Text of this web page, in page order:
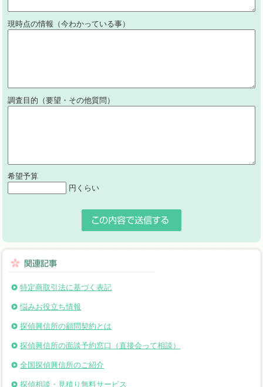
現時点の情報（今わかっている事）
調査目的（要望・その他質問）
希望予算
円くらい
特定商取引法に基づく表記
悩みお役立ち情報
探偵興信所の顧問契約とは
探偵興信所の面談予約窓口（直接会って相談）
全国探偵興信所のご紹介
探偵相談・見積り無料サービス